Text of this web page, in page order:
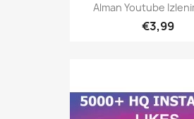
Alman Youtube
€3,99